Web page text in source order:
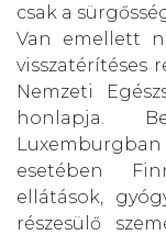
csak a
Van emellett
visszatérítéses
Nemzeti
honlapja.
esetében
ellátások,
részesülő